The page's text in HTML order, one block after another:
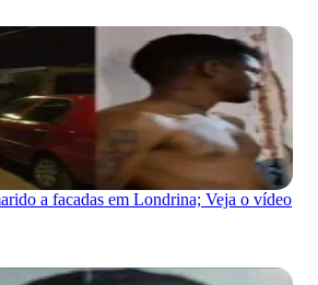
a facadas em Londrina; Veja o vídeo